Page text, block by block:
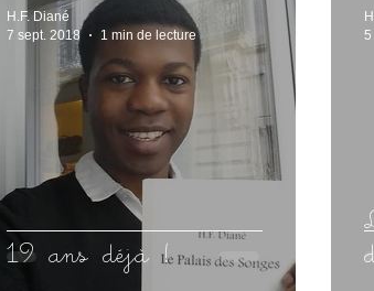
19 ans déjà !
H.F. Diané
7 sept. 2018
1 min de lecture
5